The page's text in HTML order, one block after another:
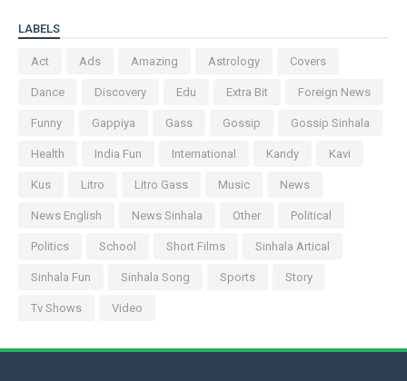
LABELS
Act Ads Amazing Astrology Covers
Dance Discovery Edu Extra Bit Foreign News
Funny Gappiya Gass Gossip Gossip Sinhala
Health India Fun International Kandy Kavi
Kus Litro Litro Gass Music News
News English News Sinhala Other Political
Politics School Short Films Sinhala Artical
Sinhala Fun Sinhala Song Sports Story
Tv Shows Video